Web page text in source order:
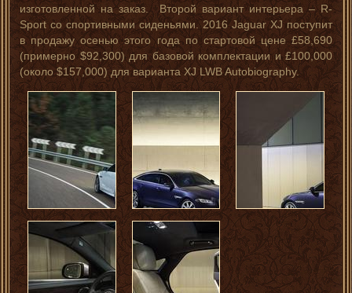
изготовленной на заказ. Второй вариант интерьера – R-
Sport со спортивными сиденьями. 2016 Jaguar XJ поступит
в продажу осенью этого года по стартовой цене £58,690
(примерно $92,300) для базовой комплектации и £100,000
(около $157,000) для варианта XJ LWB Autobiography.